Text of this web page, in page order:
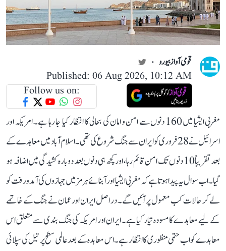
قومی آواز بیورو
Published: 06 Aug 2026, 10:12 AM
Follow us on:
مغربی ایشیا میں 160 دنوں سے امن و امان کی بحالی کا انتظار کیا جا رہا ہے۔ امریکہ اور
اسرائیل نے 28 فروری کو ایران سے جنگ شروع کی تھی۔ اسلام آباد میں معاہدے کے
بعد تقریباً 10 دنوں تک امن قائم رہا، اور کچھ ہی دنوں بعد دوبارہ کشیدگی میں اضافہ ہو
گیا۔ اب سوال یہ پیدا ہوتا ہے کہ مغربی ایشیا اور آبنائے ہرمز میں جہازوں کی آمد و رفت کو
لے کر حالات کب معمول پر آئیں گے۔ در اصل ایران اور عمان نے جنگ کے خاتمے
کے لیے معاہدے کا مسودہ تیار کیا ہے۔ ایران اور امریکہ کی جنگ بندی سے متعلق اس
معاہدے کو اب حتمی منظوری کا انتظار ہے۔ اس معاہدہ کے بعد عالمی سطح پر تیل کی سپلائی